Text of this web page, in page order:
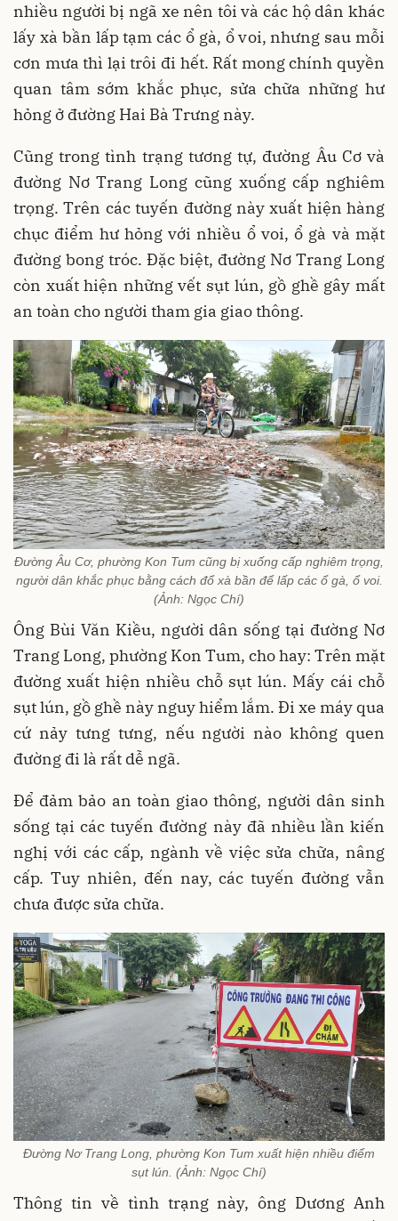
nhiều người bị ngã xe nên tôi và các hộ dân khác
lấy xà bần lấp tạm các ổ gà, ổ voi, nhưng sau mỗi
cơn mưa thì lại trôi đi hết. Rất mong chính quyền
quan tâm sớm khắc phục, sửa chữa những hư
hỏng ở đường Hai Bà Trưng này.
Cũng trong tình trạng tương tự, đường Âu Cơ và
đường Nơ Trang Long cũng xuống cấp nghiêm
trọng. Trên các tuyến đường này xuất hiện hàng
chục điểm hư hỏng với nhiều ổ voi, ổ gà và mặt
đường bong tróc. Đặc biệt, đường Nơ Trang Long
còn xuất hiện những vết sụt lún, gồ ghề gây mất
an toàn cho người tham gia giao thông.
Đường Âu Cơ, phường Kon Tum cũng bị xuống cấp nghiêm trọng,
người dân khắc phục bằng cách đổ xà bần để lấp các ổ gà, ổ voi.
(Ảnh: Ngọc Chí)
Ông Bùi Văn Kiều, người dân sống tại đường Nơ
Trang Long, phường Kon Tum, cho hay: Trên mặt
đường xuất hiện nhiều chỗ sụt lún. Mấy cái chỗ
sụt lún, gồ ghề này nguy hiểm lắm. Đi xe máy qua
cứ nảy tưng tưng, nếu người nào không quen
đường đi là rất dễ ngã.
Để đảm bảo an toàn giao thông, người dân sinh
sống tại các tuyến đường này đã nhiều lần kiến
nghị với các cấp, ngành về việc sửa chữa, nâng
cấp. Tuy nhiên, đến nay, các tuyến đường vẫn
chưa được sửa chữa.
Đường Nơ Trang Long, phường Kon Tum xuất hiện nhiều điểm
sụt lún. (Ảnh: Ngọc Chí)
Thông tin về tình trạng này, ông Dương Anh